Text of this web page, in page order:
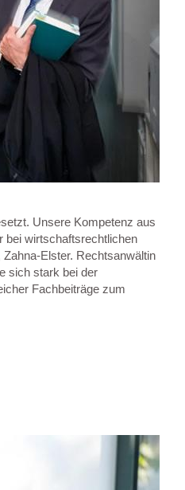
Unsere Kompetenz aus
bei wirtschaftsrechtlichen
Zahna-Elster. Rechtsanwältin
sich stark bei der
Fachbeiträge zum